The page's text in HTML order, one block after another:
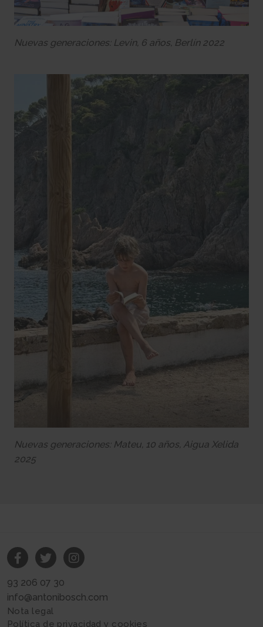
Nuevas generaciones: Levin, 6 años, Berlín 2022
Nuevas generaciones: Mateu, 10 años, Aigua Xelida
2025
93 206 07 30
info@antonibosch.com
Nota legal
Política de privacidad y cookies